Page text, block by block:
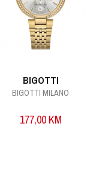
BIGOTTI
BIGOTTI MILANO
177,00 KM